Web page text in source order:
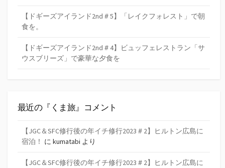
【ドギーズアイランド2nd＃5】「レイクフォレスト」で朝
食を。
【ドギーズアイランド2nd＃4】ビュッフェレストラン「サ
ウスブリーズ」で豪華な夕食を
最近の『くま旅』コメント
【JGC＆SFC修行後の年イチ修行2023＃2】ヒルトン広島に
宿泊！ に kumatabi より
【JGC＆SFC修行後の年イチ修行2023＃2】ヒルトン広島に